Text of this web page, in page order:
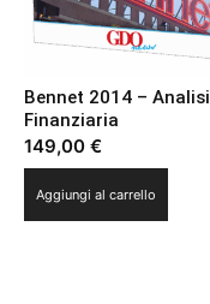
Bennet 2014 – Analisi
Finanziaria
149,00 €
Aggiungi al carrello